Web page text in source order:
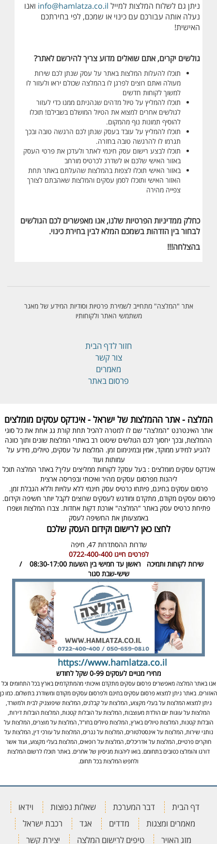
ניתן גם לשלוח המלצות למייל info@hamlatza.co.il ואנו
נעלה אותה עבורכם עם כינוי או שמכם, לפי בחירתכם
האישית!
גולשים יקרים, אתם שואלים מדוע צריך להירשם לאתר?
תוכלו להעלות המלצות באתר על עסק שנתן לכם שירות
מעולה ואתם רוצים לפרגן לו בהמלצה שכולם יראו ולעזור לו
למשוך לקוחות חדשים
תוכלו להמליץ על טיול מדהים שנהניתם ממנו כדי לעזור
לגולשים אחרים למצוא את הטיול המושלם בשבילם! תוכלו
להוסיף תמונות נוף מהמקום.
תוכלו להמליץ על עובד בעסק שנתן לכם הרגשה טובה ובכך
תגרמו לו להרגשה טובה בחזרה.
תוכלו לבצע רישום עסק חינמי לאתר ולעדכן את פרטי העסק
באזור האישי שלכם או לשדרג לכרטיס מורחב
באזור האישי תוכלו לצפות בהמלצות שהעלתם באתר תחת
האזור האישי ותוכלו לסמן עסקים והמלצות שאהבתם לצורך
צפייה מהירה
כחלק ממדיניות הפרטיות שלנו, אנו מאפשרים לכם הגולשים
לבחור בין הזדהות בשמכם המלא לבין בחירת כינוי.
בהצלחה!!!
אתר "המלצה" מתחייב לשמירת פרטיות וסודיות המידע של מאגר
משתמשי האתר ולקוחותיו
חזור לדף הבית
צור קשר
מאמרים
פרסום באתר
המלצה - אתר ההמלצות של ישראל - אינדקס עסקים מומלצים
אתר האינטרנט "המלצה" שם לו למטרה להכיל תחת קורת גג אחת את כל סוגי
ההמלצות, ובכך יחסוך לכם הגולשים שיטוט רב באתרי המלצות שונים ותוך כוונה
להגיע למידע ממוקד, אמין ובמינימום זמן. המלצות על עסקים, טיולים, מידע על
עמותות ועוד
אינדקס עסקים מומלצים : בעל עסק? לקוחות ממליצים עליך? באתר המלצה תוכל
ליהנות מפרסום עסקים מהיר ואיכותי ובפריסה ארצית
פרסום עסקים בחינם, פיתחו כרטיס עסק חינמי ללא עלויות וללא הגבלת זמן.
פרסום עסקים מקודם, מתקדם ומודגש לעסקים שרוצים לקבל יותר חשיפה וקידום.
פתיחת כרטיס עסק באתר "המלצה" אורכת דקות אחדות. צברו המלצות ושפרו
באמצעותן את החשיפה לעסק
לחצו כאן לרישום וקידום העסק שלכם
שדרות ההסתדרות 47,
חיפה
לפרטים חייגו0722-400-400
שירות לקוחות ותמיכה
ראשון עד חמישי בין השעות 08:30-17:00 /
שישי-שבת סגור
https://www.hamlatza.co.il
מחירי מנויים לעסקים 0-99 שקל לחודש
אנו באתר המלצה מאפשרים פרסום עסקים מתקדם ואיכותי מהמתקדמים בארץ בכל התחומים וכל
האזורים. באתר ניתן למצוא פרסום עסקים בחינם ולפרסום עסקים מקודם ומשודרג בתשלום. כמו כן
ניתן למצוא המלצות על בעלי מקצוע, המלצות על קבלנים, המלצות שיפוצניק לבית ולמשרד,
המלצות על עוגות יום הולדת מעוצבות, המלצות על הובלות קטנות, המלצות הובלות דירות,
הובלות קטנות, המלצות טיולים בארץ, המלצות טיולים בחו"ל, המלצות על מוצרים, המלצות על
נותני שירות, המלצות על אינסטלטורים, המלצות על נגרים, המלצות על עורכי דין, המלצות על
חוקרים פרטיים, המלצות על אדריכלים, המלצות על רופאים, המלצות בעלי מקצוע, ועוד אשר
דורגו והומלצו כטובים בתחומם. בואו ליהנות מניסיון של אחרים. באתר תוכלו לרשום המלצות
ולחפש המלצות בכל תחום.
דף הבית דבר המערכת שאלות נפוצות
וידאו
מאמרים ומצגות
מדדים אגד
רכבת ישראל
מזג האויר
טיפים לרישום המלצה יצירת קשר